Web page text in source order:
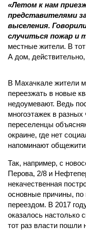
«Летом к нам
представителями
выселения.
случиться пожар и
местные жители. В
А дом, действительно,
В Махачкале жители
переезжать в новые
недоумевают. Ведь
многоэтажек в
переселенцы
окраине, где нет
напоминают
Так, например, с
Перова, 2/8 и
некачественная
основные причины,
переездом. В 2017
оказалось
тот раз власти